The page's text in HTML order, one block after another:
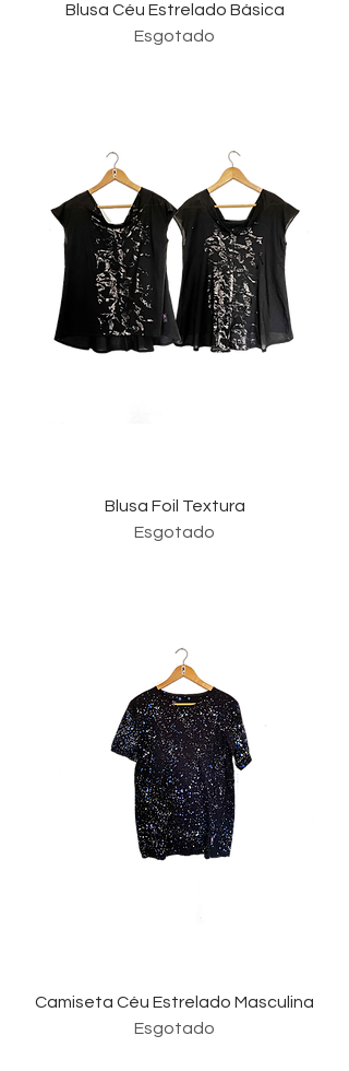
Blusa Céu Estrelado Básica
Esgotado
Blusa Foil Textura
Esgotado
Camiseta Céu Estrelado Masculina
Esgotado